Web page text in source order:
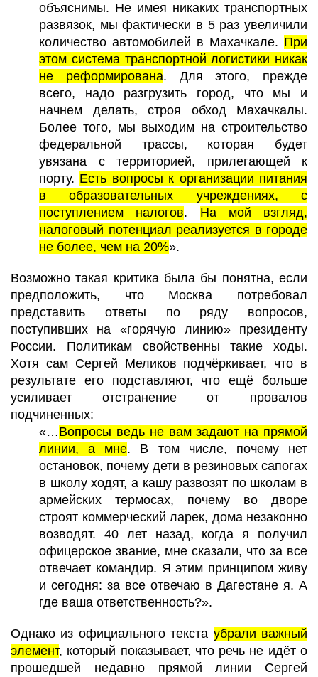
объяснимы. Не имея никаких транспортных
развязок, мы фактически в 5 раз увеличили
количество автомобилей в Махачкале. При
этом система транспортной логистики никак
не реформирована. Для этого, прежде
всего, надо разгрузить город, что мы и
начнем делать, строя обход Махачкалы.
Более того, мы выходим на строительство
федеральной трассы, которая будет
увязана с территорией, прилегающей к
порту. Есть вопросы к организации питания
в образовательных учреждениях, с
поступлением налогов. На мой взгляд,
налоговый потенциал реализуется в городе
не более, чем на 20%».
Возможно такая критика была бы понятна, если
предположить, что Москва потребовал
представить ответы по ряду вопросов,
поступивших на «горячую линию» президенту
России. Политикам свойственны такие ходы.
Хотя сам Сергей Меликов подчёркивает, что в
результате его подставляют, что ещё больше
усиливает отстранение от провалов
подчиненных:
«…Вопросы ведь не вам задают на прямой
линии, а мне. В том числе, почему нет
остановок, почему дети в резиновых сапогах
в школу ходят, а кашу развозят по школам в
армейских термосах, почему во дворе
строят коммерческий ларек, дома незаконно
возводят. 40 лет назад, когда я получил
офицерское звание, мне сказали, что за все
отвечает командир. Я этим принципом живу
и сегодня: за все отвечаю в Дагестане я. А
где ваша ответственность?».
Однако из официального текста убрали важный
элемент, который показывает, что речь не идёт о
прошедшей недавно прямой линии Сергей